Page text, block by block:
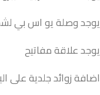
يوجد وصلة يو اس بي
يوجد علاقة مفاتيح
اضافة زوائد جلدية على